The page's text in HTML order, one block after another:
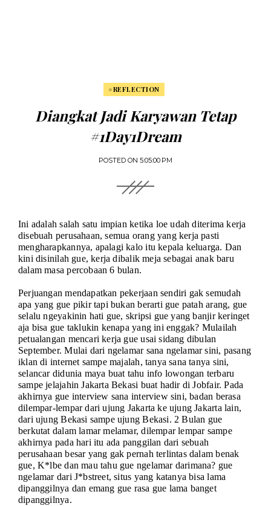
#REFLECTION
Diangkat Jadi Karyawan Tetap
#1Day1Dream
POSTED ON 5:05:00 PM
Ini adalah salah satu impian ketika loe udah diterima kerja
disebuah perusahaan, semua orang yang kerja pasti
mengharapkannya, apalagi kalo itu kepala keluarga. Dan
kini disinilah gue, kerja dibalik meja sebagai anak baru
dalam masa percobaan 6 bulan.
Perjuangan mendapatkan pekerjaan sendiri gak semudah
apa yang gue pikir tapi bukan berarti gue patah arang, gue
selalu ngeyakinin hati gue, skripsi gue yang banjir keringet
aja bisa gue taklukin kenapa yang ini enggak? Mulailah
petualangan mencari kerja gue usai sidang dibulan
September. Mulai dari ngelamar sana ngelamar sini, pasang
iklan di internet sampe majalah, tanya sana tanya sini,
selancar didunia maya buat tahu info lowongan terbaru
sampe jelajahin Jakarta Bekasi buat hadir di Jobfair. Pada
akhirnya gue interview sana interview sini, badan berasa
dilempar-lempar dari ujung Jakarta ke ujung Jakarta lain,
dari ujung Bekasi sampe ujung Bekasi. 2 Bulan gue
berkutat dalam lamar melamar, dilempar lempar sampe
akhirnya pada hari itu ada panggilan dari sebuah
perusahaan besar yang gak pernah terlintas dalam benak
gue, K*lbe dan mau tahu gue ngelamar darimana? gue
ngelamar dari J*bstreet, situs yang katanya bisa lama
dipanggilnya dan emang gue rasa gue lama banget
dipanggilnya.